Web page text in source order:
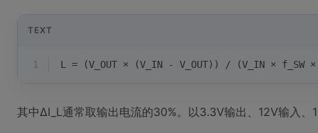
TEXT
1 L = (V_OUT × (V_IN - V_OUT)) / (V_IN × f_SW
其中ΔI_L通常取输出电流的30%。以3.3V输出、12V输入、